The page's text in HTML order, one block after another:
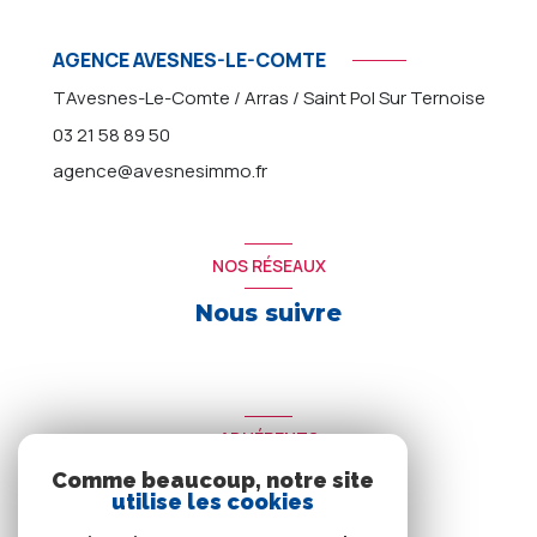
AGENCE AVESNES-LE-COMTE
TAvesnes-Le-Comte / Arras / Saint Pol Sur Ternoise
03 21 58 89 50
agence@avesnesimmo.fr
NOS RÉSEAUX
Nous suivre
ADHÉRENTS
Nous adhérons
Comme beaucoup, notre site
utilise les cookies